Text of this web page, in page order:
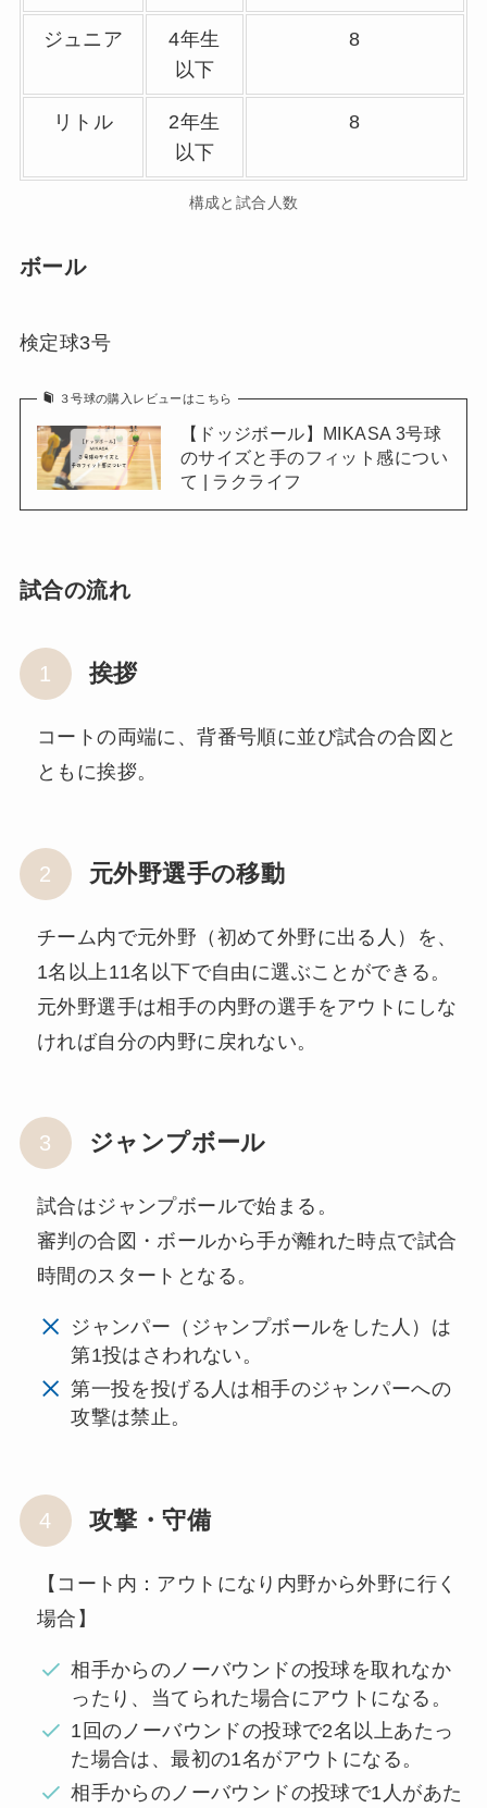
ジュニア
4年生
以下
8
リトル
2年生
以下
8
構成と試合人数
ボール
検定球3号
３号球の購入レビューはこちら
【ドッジボール】MIKASA 3号球
のサイズと手のフィット感につい
て | ラクライフ
試合の流れ
挨拶
コートの両端に、背番号順に並び試合の合図と
ともに挨拶。
元外野選手の移動
チーム内で元外野（初めて外野に出る人）を、
1名以上11名以下で自由に選ぶことができる。
元外野選手は相手の内野の選手をアウトにしな
ければ自分の内野に戻れない。
ジャンプボール
試合はジャンプボールで始まる。
審判の合図・ボールから手が離れた時点で試合
時間のスタートとなる。
ジャンパー（ジャンプボールをした人）は
第1投はさわれない。
第一投を投げる人は相手のジャンパーへの
攻撃は禁止。
攻撃・守備
【コート内：アウトになり内野から外野に行く
場合】
相手からのノーバウンドの投球を取れなか
ったり、当てられた場合にアウトになる。
1回のノーバウンドの投球で2名以上あたっ
た場合は、最初の1名がアウトになる。
相手からのノーバウンドの投球で1人があた